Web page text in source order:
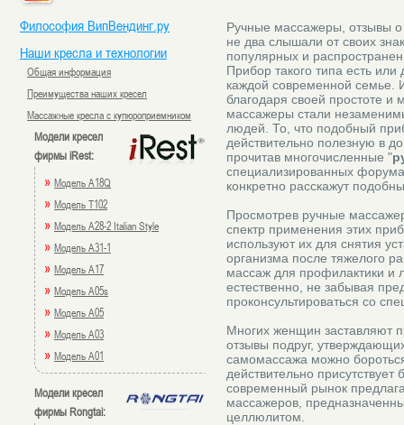
Философия ВипВендинг.ру
Наши кресла и технологии
Общая информация
Преимущества наших кресел
Массажные кресла с купюроприемником
Модели кресел
фирмы iRest:
» Модель A18Q
» Модель T102
» Модель A28-2 Italian Style
» Модель A31-1
» Модель A17
» Модель A05s
» Модель A05
» Модель A03
» Модель A01
Модели кресел
фирмы Rongtai:
Ручные массажеры, отзывы
не два слышали от своих
популярных и
Прибор такого типа есть
каждой современной семье.
благодаря своей простоте и
массажеры стали
людей. То, что подобный
действительно полезную в
прочитав многочисленные "
специализированных
конкретно расскажут
Просмотрев ручные
спектр применения этих
используют их для снятия
организма после тяжелого
массаж для профилактики и
естественно, не забывая
проконсультироваться со
Многих женщин заставляют
отзывы подруг,
самомассажа можно
действительно
современный рынок
массажеров,
целлюлитом.